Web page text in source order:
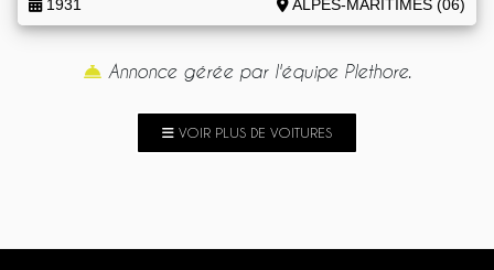
1931 ALPES-MARITIMES (06)
Annonce gérée par l'équipe Plethore.
VOIR PLUS DE VOITURES